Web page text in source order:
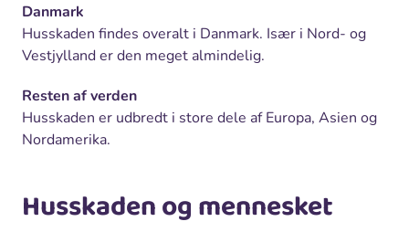
Danmark
Husskaden findes overalt i Danmark. Især i Nord- og
Vestjylland er den meget almindelig.
Resten af verden
Husskaden er udbredt i store dele af Europa, Asien og
Nordamerika.
Husskaden og mennesket